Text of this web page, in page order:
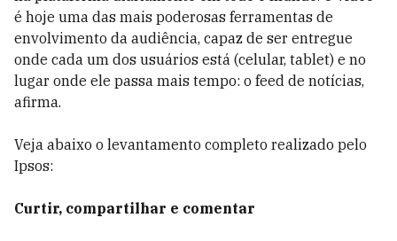
é hoje uma das mais poderosas ferramentas de
envolvimento da audiência, capaz de ser entregue
onde cada um dos usuários está (celular, tablet) e no
lugar onde ele passa mais tempo: o feed de notícias,
afirma.
Veja abaixo o levantamento completo realizado pelo
Ipsos:
Curtir, compartilhar e comentar